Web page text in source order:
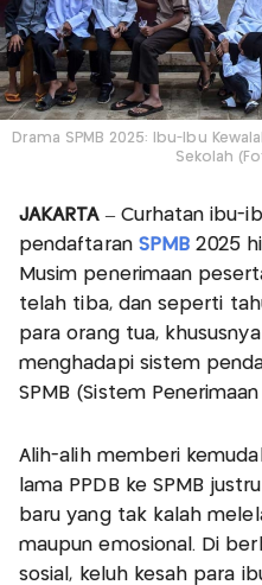
Drama SPMB 2025: Ibu-Ibu
Sekolah
JAKARTA– Curhatan ibu-
pendaftaran SPMB 2025
Musim penerimaan
telah tiba, dan seperti
para orang tua,
menghadapi sistem
SPMB (Sistem
Alih-alih memberi
lama PPDB ke SPMB
baru yang tak kalah
maupun emosional. Di
sosial, keluh kesah para